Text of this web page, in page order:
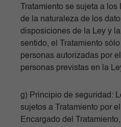
Tratamiento se sujeta a
de la naturaleza de los
disposiciones de la Ley y
sentido, el Tratamiento
personas autorizadas por
personas previstas en la
g) Principio de seguridad:
sujetos a Tratamiento por
Encargado del